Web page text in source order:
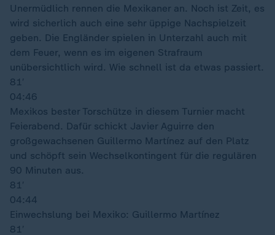
Unermüdlich rennen die Mexikaner an. Noch ist Zeit, es
wird sicherlich auch eine sehr üppige Nachspielzeit
geben. Die Engländer spielen in Unterzahl auch mit
dem Feuer, wenn es im eigenen Strafraum
unübersichtlich wird. Wie schnell ist da etwas passiert.
81′
04:46
Mexikos bester Torschütze in diesem Turnier macht
Feierabend. Dafür schickt Javier Aguirre den
großgewachsenen Guillermo Martínez auf den Platz
und schöpft sein Wechselkontingent für die regulären
90 Minuten aus.
81′
04:44
Einwechslung bei Mexiko: Guillermo Martínez
81′